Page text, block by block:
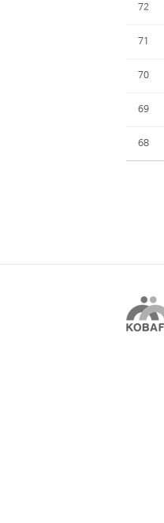
72
71
70
69
68